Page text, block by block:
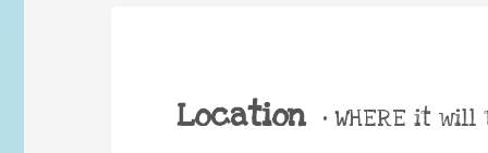
Location • WHERE it